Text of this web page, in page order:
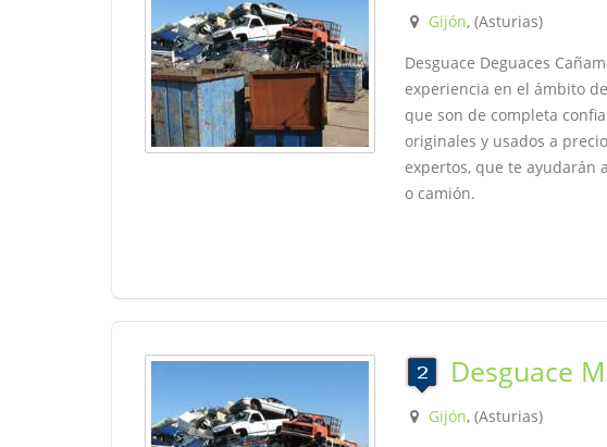
Gijón, (Asturias)
Desguace Deguaces
experiencia en el ámbito
que son de completa
originales y usados a
expertos, que te ayudarán
o camión.
Desguace
Gijón, (Asturias)